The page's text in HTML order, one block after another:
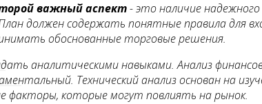
важный аспект- это наличие
должен содержать понятные правила для
обоснованные торговые решения.
аналитическими навыками. Анализ
Технический анализ основан на
факторы, которые могут повлиять на рынок.